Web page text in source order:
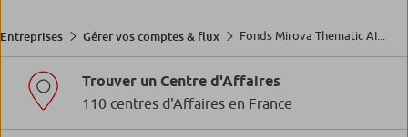
Entreprises Gérer vos comptes & flux Fonds Mirova Thematic AI...
Trouver un Centre d'Affaires
110 centres d'Affaires en France